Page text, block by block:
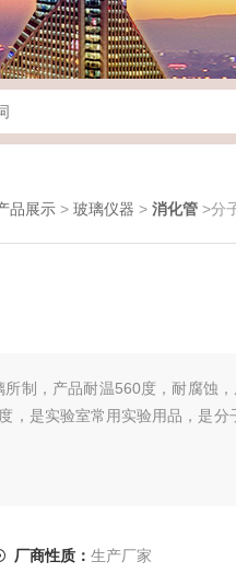
品展示 > 玻璃仪器 > 消化管 >分
制，产品耐温560度，耐腐蚀，
，是实验室常用实验用品，是分
厂商性质： 生产厂家